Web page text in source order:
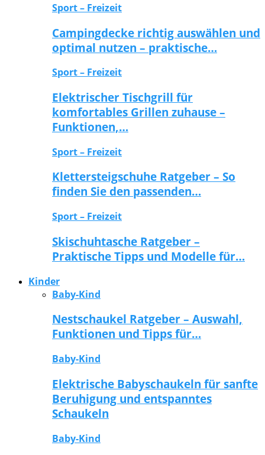
Sport – Freizeit
Campingdecke richtig auswählen und
optimal nutzen – praktische…
Sport – Freizeit
Elektrischer Tischgrill für
komfortables Grillen zuhause –
Funktionen,…
Sport – Freizeit
Klettersteigschuhe Ratgeber – So
finden Sie den passenden…
Sport – Freizeit
Skischuhtasche Ratgeber –
Praktische Tipps und Modelle für…
Kinder
Baby-Kind
Nestschaukel Ratgeber – Auswahl,
Funktionen und Tipps für…
Baby-Kind
Elektrische Babyschaukeln für sanfte
Beruhigung und entspanntes
Schaukeln
Baby-Kind